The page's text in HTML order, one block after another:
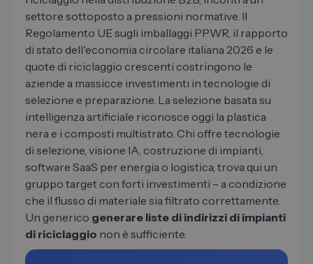
settore sottoposto a pressioni normative. Il
Regolamento UE sugli imballaggi PPWR, il rapporto
di stato dell'economia circolare italiana 2026 e le
quote di riciclaggio crescenti costringono le
aziende a massicce investimenti in tecnologie di
selezione e preparazione. La selezione basata su
intelligenza artificiale riconosce oggi la plastica
nera e i composti multistrato. Chi offre tecnologie
di selezione, visione IA, costruzione di impianti,
software SaaS per energia o logistica, trova qui un
gruppo target con forti investimenti – a condizione
che il flusso di materiale sia filtrato correttamente.
Un generico generare liste di indirizzi di impianti
di riciclaggio non è sufficiente.